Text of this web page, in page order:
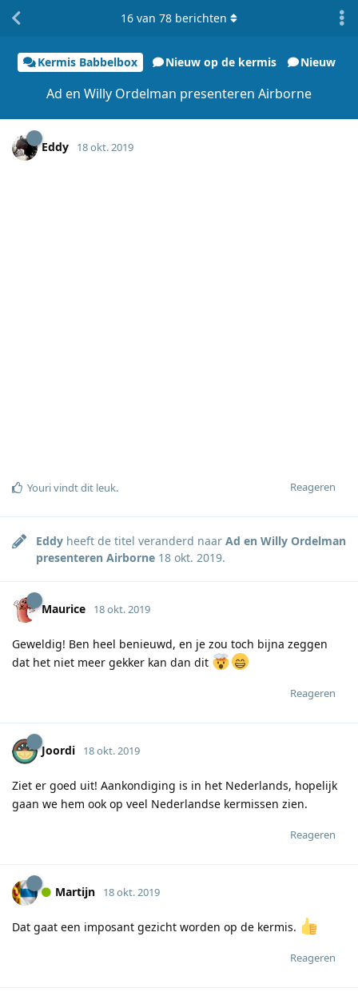
Kermis Babbelbox Nieuw op de kermis Nieuw
Ad en Willy Ordelman presenteren Airborne
16 van 78 berichten
Eddy 18 okt. 2019
Reageren
Yourivindt dit leuk.
Eddy heeft de titel veranderd naar Ad en Willy Ordelman
presenteren Airborne 18 okt. 2019.
Maurice 18 okt. 2019
Geweldig! Ben heel benieuwd, en je zou toch bijna zeggen
dat het niet meer gekker kan dan dit
Reageren
Joordi 18 okt. 2019
Ziet er goed uit! Aankondiging is in het Nederlands, hopelijk
gaan we hem ook op veel Nederlandse kermissen zien.
Reageren
Martijn 18 okt. 2019
Dat gaat een imposant gezicht worden op de kermis.
Reageren